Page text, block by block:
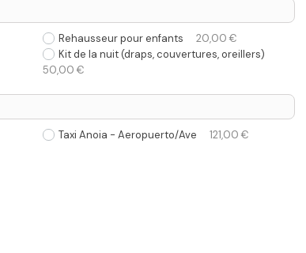
Rehausseur pour enfants
20,00 €
Kit de la nuit (draps, couvertures, oreillers)
50,00 €
Taxi Anoia - Aeropuerto/Ave 121,00 €